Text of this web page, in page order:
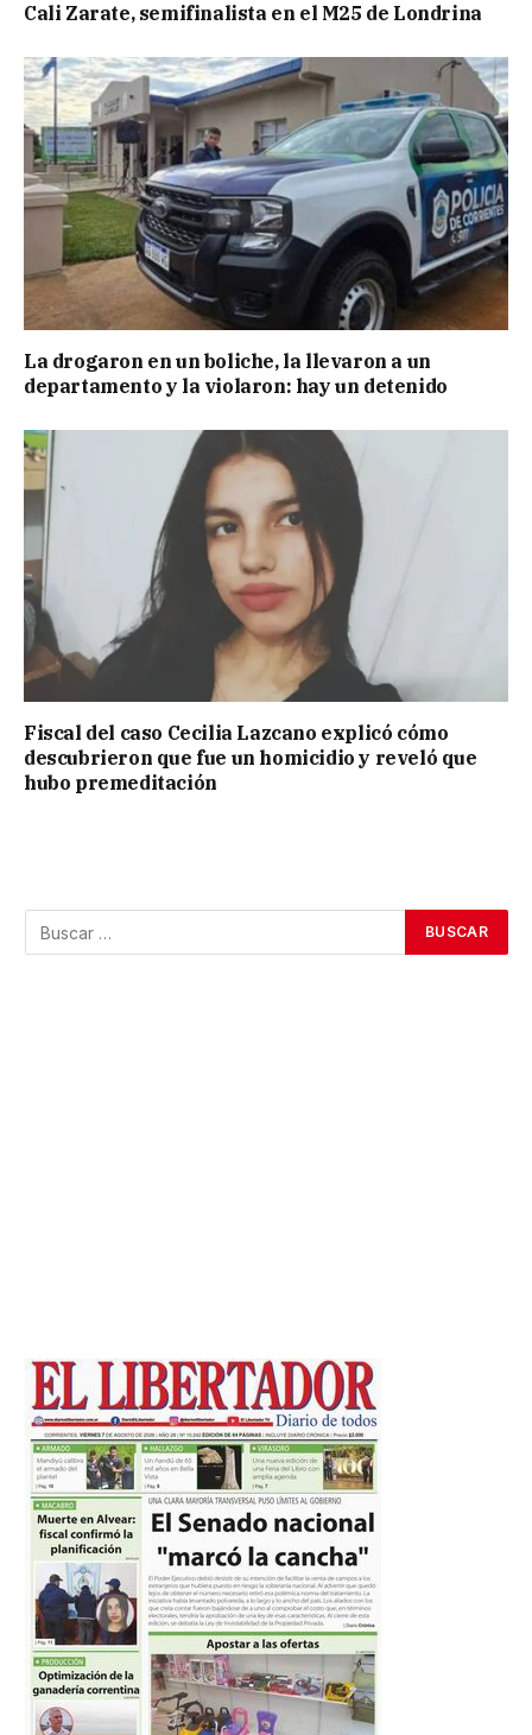
Cali Zarate, semifinalista en el M25 de Londrina
La drogaron en un boliche, la llevaron a un
departamento y la violaron: hay un detenido
Fiscal del caso Cecilia Lazcano explicó cómo
descubrieron que fue un homicidio y reveló que
hubo premeditación